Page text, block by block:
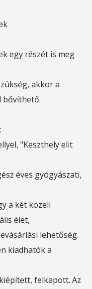
egy részét is meg
akkor a
bővíthető.
"Keszthely elit
éves gyógyászati,
a két közeli
élet,
lehetőség.
kiadhatók a
felkapott. Az